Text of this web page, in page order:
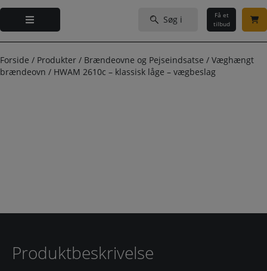
Hop
indholdet
efter:
Få et
tilbud
Forside / Produkter / Brændeovne og Pejseindsatse / Væghængt
brændeovn / HWAM 2610c – klassisk låge – vægbeslag
Produktbeskrivelse